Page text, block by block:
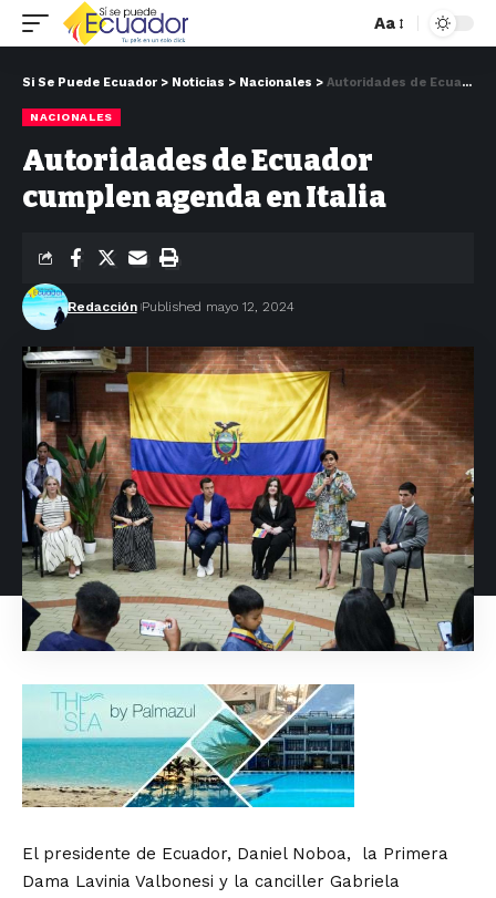
Aa
Si Se Puede Ecuador > Noticias > Nacionales > Autoridades de Ecuador cumplen agenda en Italia
NACIONALES
Autoridades de Ecuador
cumplen agenda en Italia
Redacción Published mayo 12, 2024
El presidente de Ecuador, Daniel Noboa, la Primera
Dama Lavinia Valbonesi y la canciller Gabriela